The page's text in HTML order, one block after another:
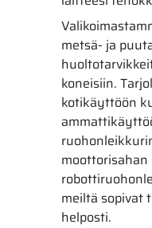
metsä- ja
koneisiin.
kotikäyttöön
meiltä sopivat
helposti.